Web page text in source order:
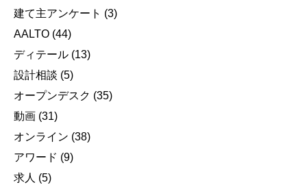
建て主アンケート (3)
AALTO (44)
ディテール (13)
設計相談 (5)
オープンデスク (35)
動画 (31)
オンライン (38)
アワード (9)
求人 (5)